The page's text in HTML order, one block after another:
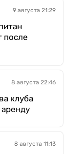
9 августа 21:29
после
8 августа 22:46
клуба
8 августа 11:13